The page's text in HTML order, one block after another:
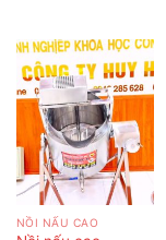
NỒI NẤU CAO